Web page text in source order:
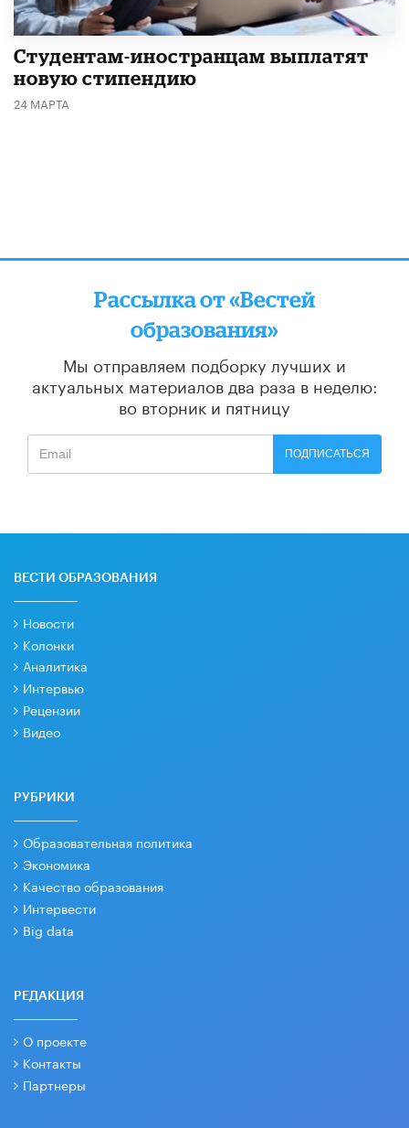
Студентам-иностранцам выплатят
новую стипендию
24 МАРТА
Рассылка от «Вестей
образования»
Мы отправляем подборку лучших и
актуальных материалов два раза в неделю:
во вторник и пятницу
ПОДПИСАТЬСЯ
ВЕСТИ ОБРАЗОВАНИЯ
Новости
Колонки
Аналитика
Интервью
Рецензии
Видео
РУБРИКИ
Образовательная политика
Экономика
Качество образования
Интервести
Big data
РЕДАКЦИЯ
О проекте
Контакты
Партнеры